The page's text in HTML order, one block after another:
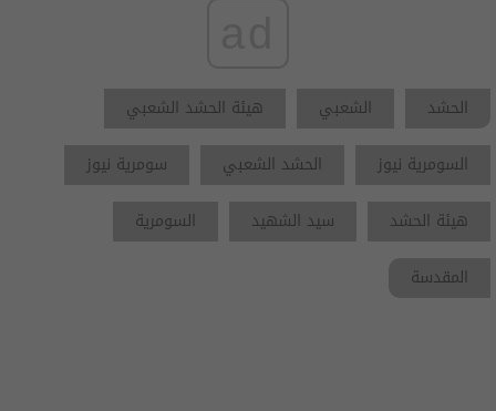
الحشد الشعبي
هيئة الحشد الشعبي
السومرية نيوز
الحشد الشعبي
سومرية نيوز
هيئة الحشد
سيد الشهيد
السومرية
المقدسة